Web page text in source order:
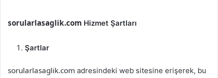
sorularlasaglik.com Hizmet Şartları
Şartlar
sorularlasaglik.com adresindeki web sitesine erişerek, bu